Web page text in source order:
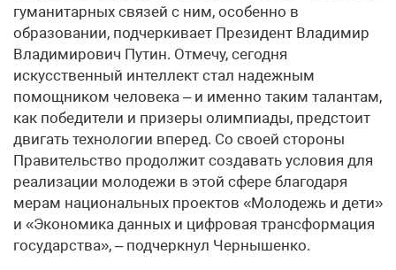
гуманитарных связей с ним, особенно в
образовании, подчеркивает Президент Владимир
Владимирович Путин. Отмечу, сегодня
искусственный интеллект стал надежным
помощником человека – и именно таким талантам,
как победители и призеры олимпиады, предстоит
двигать технологии вперед. Со своей стороны
Правительство продолжит создавать условия для
реализации молодежи в этой сфере благодаря
мерам национальных проектов «Молодежь и дети»
и «Экономика данных и цифровая трансформация
государства», – подчеркнул Чернышенко.